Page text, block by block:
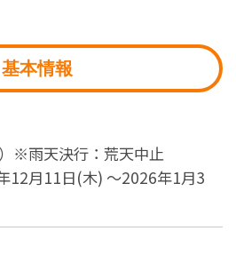
基本情報
※雨天決行：荒天中止
12月11日(木) ～2026年1月3